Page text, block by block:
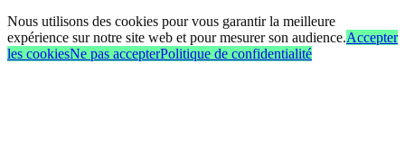
Nous utilisons des cookies pour vous garantir la meilleure
expérience sur notre site web et pour mesurer son audience.Accepter
les cookiesNe pas accepterPolitique de confidentialité